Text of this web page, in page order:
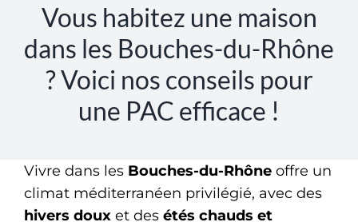
Pompe à chaleur
Chaudière
Chauffage bois
Ramonage
Dépannage
Vous habitez une maison
dans les Bouches-du-Rhône
? Voici nos conseils pour
une PAC efficace !
Vivre dans les Bouches-du-Rhôneoffre un
climat méditerranéen privilégié, avec des
hivers douxet des étés chauds et